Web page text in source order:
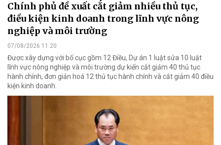
Chính phủ đề xuất cắt giảm nhiều thủ tục,
điều kiện kinh doanh trong lĩnh vực nông
nghiệp và môi trường
07/08/2026 11:20
Được xây dựng với bố cục gồm 12 Điều, Dự án 1 luật sửa 10 luật
lĩnh vực nông nghiệp và môi trường dự kiến cắt giảm 40 thủ tục
hành chính, đơn giản hoá 12 thủ tục hành chính và cắt giảm 40 điều
kiện kinh doanh.